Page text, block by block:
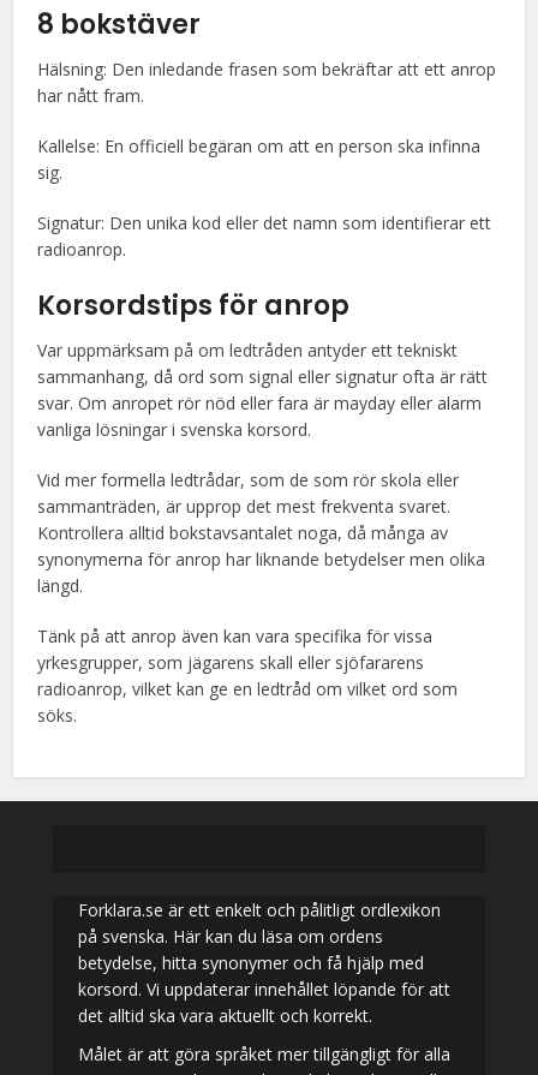
8 bokstäver
Hälsning: Den inledande frasen som bekräftar att ett anrop
har nått fram.
Kallelse: En officiell begäran om att en person ska infinna
sig.
Signatur: Den unika kod eller det namn som identifierar ett
radioanrop.
Korsordstips för anrop
Var uppmärksam på om ledtråden antyder ett tekniskt
sammanhang, då ord som signal eller signatur ofta är rätt
svar. Om anropet rör nöd eller fara är mayday eller alarm
vanliga lösningar i svenska korsord.
Vid mer formella ledtrådar, som de som rör skola eller
sammanträden, är upprop det mest frekventa svaret.
Kontrollera alltid bokstavsantalet noga, då många av
synonymerna för anrop har liknande betydelser men olika
längd.
Tänk på att anrop även kan vara specifika för vissa
yrkesgrupper, som jägarens skall eller sjöfararens
radioanrop, vilket kan ge en ledtråd om vilket ord som
söks.
Forklara.se är ett enkelt och pålitligt ordlexikon
på svenska. Här kan du läsa om ordens
betydelse, hitta synonymer och få hjälp med
korsord. Vi uppdaterar innehållet löpande för att
det alltid ska vara aktuellt och korrekt.
Målet är att göra språket mer tillgängligt för alla